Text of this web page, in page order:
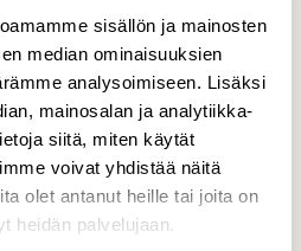
sisällön ja mainosten
median ominaisuuksien
analysoimiseen. Lisäksi
mainosalan ja analytiikka-
siitä, miten käytät
voivat yhdistää näitä
olet antanut heille tai joita on
heidän palvelujaan.
metsissä
Niitä on täällä
tien pientareelta
ja kapeampilehtinen
Näyttää kirjallisuuden
eteläinen laji, sopii